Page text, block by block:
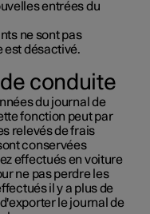
entrées du
ne sont pas
est désactivé.
conduite
du journal de
fonction peut par
relevés de frais
conservées
effectués en voiture
ne pas perdre les
il y a plus de
le journal de